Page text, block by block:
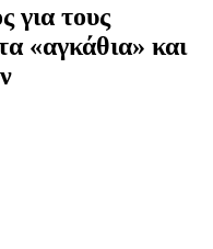
για τους
«αγκάθια» και